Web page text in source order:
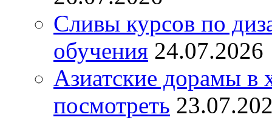
Сливы курсов по
обучения 24.07.2026
Азиатские дорамы в
посмотреть